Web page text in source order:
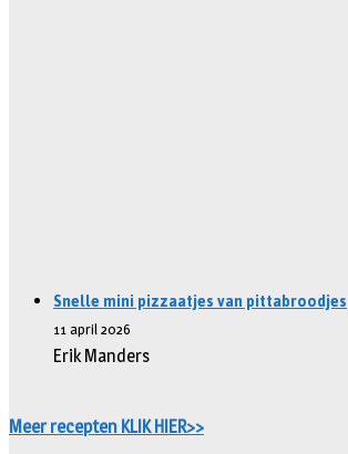
Snelle mini pizzaatjes van pittabroodjes
11 april 2026
Erik Manders
Meer recepten KLIK HIER>>